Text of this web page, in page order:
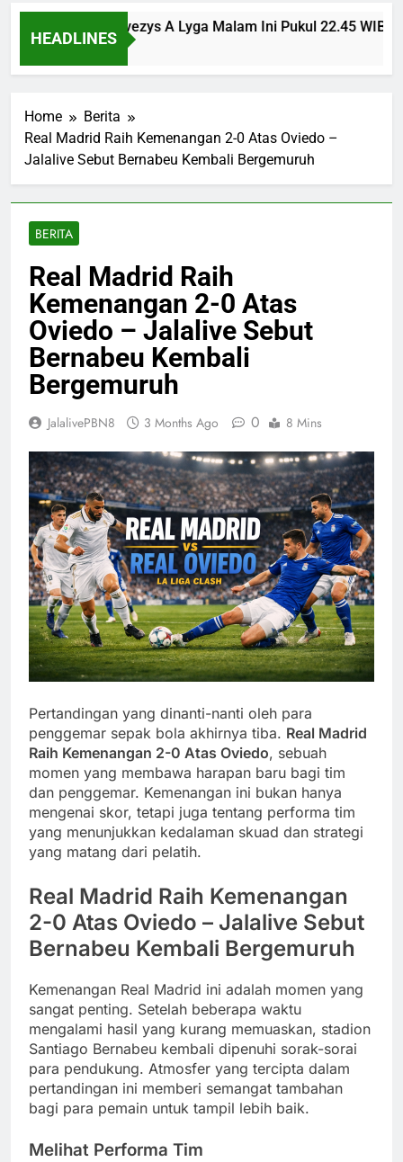
HEADLINES
vs Panevezys A Lyga Malam Ini Pukul 22.45 WIB
Home
Berita
Real Madrid Raih Kemenangan 2-0 Atas Oviedo –
Jalalive Sebut Bernabeu Kembali Bergemuruh
BERITA
Real Madrid Raih
Kemenangan 2-0 Atas
Oviedo – Jalalive Sebut
Bernabeu Kembali
Bergemuruh
JalalivePBN8 3 Months Ago 0 8 Mins
Pertandingan yang dinanti-nanti oleh para
penggemar sepak bola akhirnya tiba. Real Madrid
Raih Kemenangan 2-0 Atas Oviedo, sebuah
momen yang membawa harapan baru bagi tim
dan penggemar. Kemenangan ini bukan hanya
mengenai skor, tetapi juga tentang performa tim
yang menunjukkan kedalaman skuad dan strategi
yang matang dari pelatih.
Real Madrid Raih Kemenangan
2-0 Atas Oviedo – Jalalive Sebut
Bernabeu Kembali Bergemuruh
Kemenangan Real Madrid ini adalah momen yang
sangat penting. Setelah beberapa waktu
mengalami hasil yang kurang memuaskan, stadion
Santiago Bernabeu kembali dipenuhi sorak-sorai
para pendukung. Atmosfer yang tercipta dalam
pertandingan ini memberi semangat tambahan
bagi para pemain untuk tampil lebih baik.
Melihat Performa Tim